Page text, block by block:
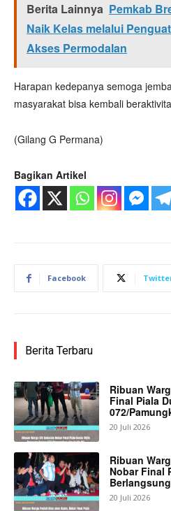
Berita Lainnya Pemkab
Naik Kelas melalui
Akses Permodalan
Harapan kedepanya semoga
masyarakat bisa kembali
(Gilang G Permana)
Bagikan Artikel
Facebook
Berita Terbaru
Ribuan
Final Piala
072/
20 Juli 2026
Ribuan
Nobar Final
20 Juli 2026